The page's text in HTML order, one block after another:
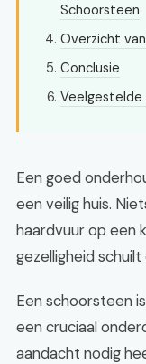
Schoorsteen
Overzicht
Conclusie
Veelgestelde
Een goed
een veilig huis.
haardvuur op een
gezelligheid
Een schoorsteen
een cruciaal
aandacht nodig